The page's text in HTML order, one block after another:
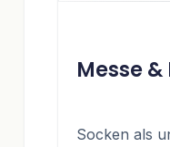
Messe &
Socken als